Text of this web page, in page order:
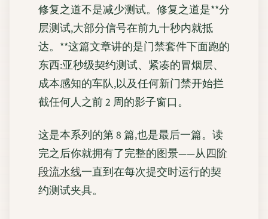
修复之道不是减少测试。修复之道是**分
层测试,大部分信号在前九十秒内就抵
达。**这篇文章讲的是门禁套件下面跑的
东西:亚秒级契约测试、紧凑的冒烟层、
成本感知的车队,以及任何新门禁开始拦
截任何人之前 2 周的影子窗口。
这是本系列的第 8 篇,也是最后一篇。读
完之后你就拥有了完整的图景——从四阶
段流水线一直到在每次提交时运行的契
约测试夹具。